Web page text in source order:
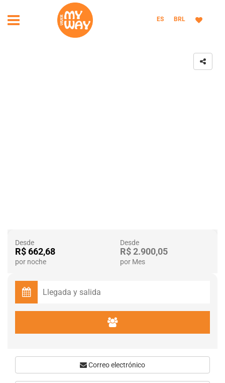
ES BRL
Desde
R$ 662,68
por noche
Desde
R$ 2.900,05
por Mes
Correo electrónico